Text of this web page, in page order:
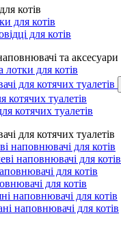
котів
для котів
для котів
та аксесуари
лотки для котів
для котячих туалетів
котячих туалетів
котячих туалетів
для котячих туалетів
наповнювачі для котів
наповнювачі для котів
для котів
для котів
наповнювачі для котів
наповнювачі для котів